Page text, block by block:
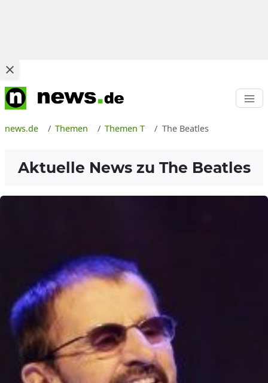
news.de Themen Themen T The Beatles
Aktuelle News zu The Beatles